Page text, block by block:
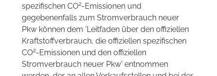
spezifischen CO2-Emissionen und
gegebenenfalls zum Stromverbrauch neuer
Pkw können dem 'Leitfaden über den offiziellen
Kraftstoffverbrauch, die offiziellen spezifischen
CO2-Emissionen und den offiziellen
Stromverbrauch neuer Pkw' entnommen